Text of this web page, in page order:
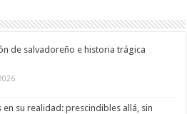
de salvadoreño e historia trágica
en su realidad: prescindibles allá, sin